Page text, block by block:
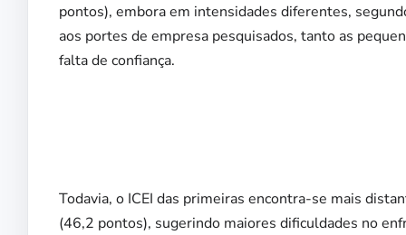
pontos), embora em intensidades diferentes,
aos portes de empresa pesquisados, tanto as
falta de confiança.
Todavia, o ICEI das primeiras encontra-se mais
(46,2 pontos), sugerindo maiores dificuldades no